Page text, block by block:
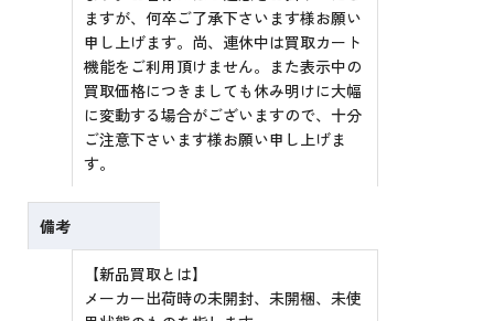
ますが、何卒ご了承下さいます様お願い
申し上げます。尚、連休中は買取カート
機能をご利用頂けません。また表示中の
買取価格につきましても休み明けに大幅
に変動する場合がございますので、十分
ご注意下さいます様お願い申し上げま
す。
備考
【新品買取とは】
メーカー出荷時の未開封、未開梱、未使